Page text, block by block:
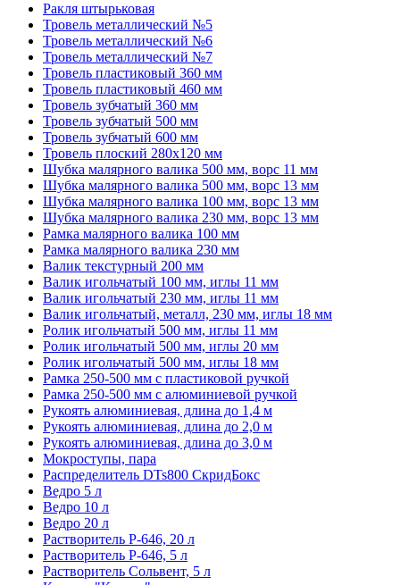
Ракля штырьковая
Тровель металлический №5
Тровель металлический №6
Тровель металлический №7
Тровель пластиковый 360 мм
Тровель пластиковый 460 мм
Тровель зубчатый 360 мм
Тровель зубчатый 500 мм
Тровель зубчатый 600 мм
Тровель плоский 280х120 мм
Шубка малярного валика 500 мм, ворс 11 мм
Шубка малярного валика 500 мм, ворс 13 мм
Шубка малярного валика 100 мм, ворс 13 мм
Шубка малярного валика 230 мм, ворс 13 мм
Рамка малярного валика 100 мм
Рамка малярного валика 230 мм
Валик текстурный 200 мм
Валик игольчатый 100 мм, иглы 11 мм
Валик игольчатый 230 мм, иглы 11 мм
Валик игольчатый, металл, 230 мм, иглы 18 мм
Ролик игольчатый 500 мм, иглы 11 мм
Ролик игольчатый 500 мм, иглы 20 мм
Ролик игольчатый 500 мм, иглы 18 мм
Рамка 250-500 мм с пластиковой ручкой
Рамка 250-500 мм с алюминиевой ручкой
Рукоять алюминиевая, длина до 1,4 м
Рукоять алюминиевая, длина до 2,0 м
Рукоять алюминиевая, длина до 3,0 м
Мокроступы, пара
Распределитель DTs800 СкридБокс
Ведро 5 л
Ведро 10 л
Ведро 20 л
Растворитель Р-646, 20 л
Растворитель Р-646, 5 л
Растворитель Сольвент, 5 л